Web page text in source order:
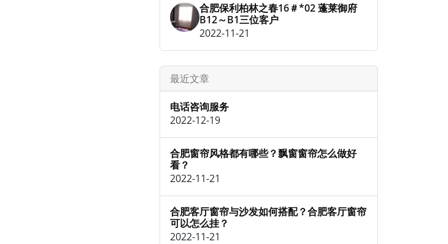
合肥保利柏林之春16＃*02 蓬莱御府
B12～B1三位客户
2022-11-21
最近文章
电话咨询服务
2022-12-19
合肥窗帘风格都有哪些？飘窗窗帘怎么做好
看？
2022-11-21
合肥客厅窗帘与沙发如何搭配？合肥客厅窗帘
可以怎么挂？
2022-11-21